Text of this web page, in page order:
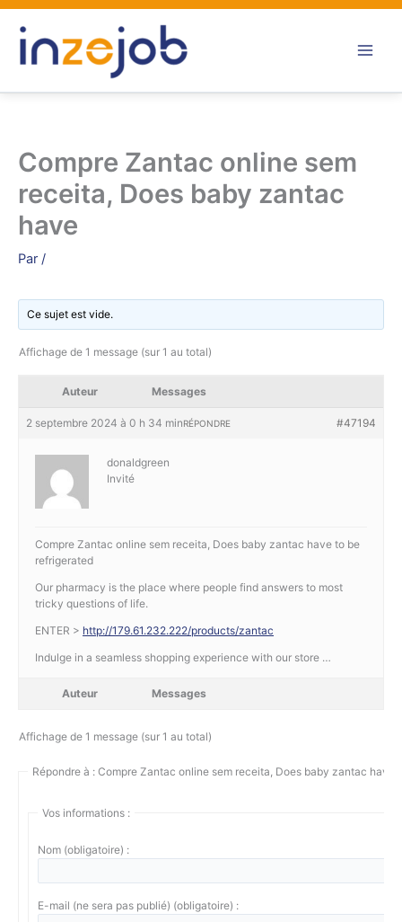
Aller
contenu
Compre Zantac online sem
receita, Does baby zantac
have
Par /
Ce sujet est vide.
Affichage de 1 message (sur 1 au total)
Auteur Messages
2 septembre 2024 à 0 h 34 min #47194
RÉPONDRE
donaldgreen
Invité
Compre Zantac online sem receita, Does baby zantac have to be
refrigerated
Our pharmacy is the place where people find answers to most
tricky questions of life.
ENTER > http://179.61.232.222/products/zantac
Indulge in a seamless shopping experience with our store …
Auteur Messages
Affichage de 1 message (sur 1 au total)
Répondre à : Compre Zantac online sem receita, Does baby zantac have
Vos informations :
Nom (obligatoire) :
E-mail (ne sera pas publié) (obligatoire) :